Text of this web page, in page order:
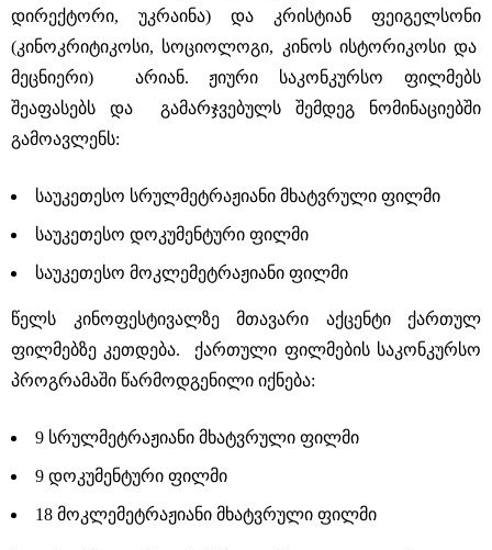
დირექტორი, უკრაინა) და კრისტიან ფეიგელსონი
(კინოკრიტიკოსი, სოციოლოგი, კინოს ისტორიკოსი და
მეცნიერი) არიან. ჟიური საკონკურსო ფილმებს
შეაფასებს და გამარჯვებულს შემდეგ ნომინაციებში
გამოავლენს:
საუკეთესო სრულმეტრაჟიანი მხატვრული ფილმი
საუკეთესო დოკუმენტური ფილმი
საუკეთესო მოკლემეტრაჟიანი ფილმი
წელს კინოფესტივალზე მთავარი აქცენტი ქართულ
ფილმებზე კეთდება. ქართული ფილმების საკონკურსო
პროგრამაში წარმოდგენილი იქნება:
9 სრულმეტრაჟიანი მხატვრული ფილმი
9 დოკუმენტური ფილმი
18 მოკლემეტრაჟიანი მხატვრული ფილმი